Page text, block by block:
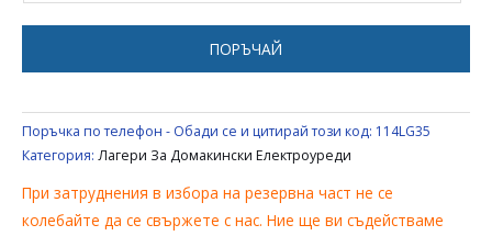
UNIVERSAL
ПОРЪЧАЙ
Поръчка по телефон - Обади се и цитирай този код: 114LG35
Категория: Лагери За Домакински Електроуреди
При затруднения в избора на резервна част не се
колебайте да се свържете с нас. Ние ще ви съдействаме